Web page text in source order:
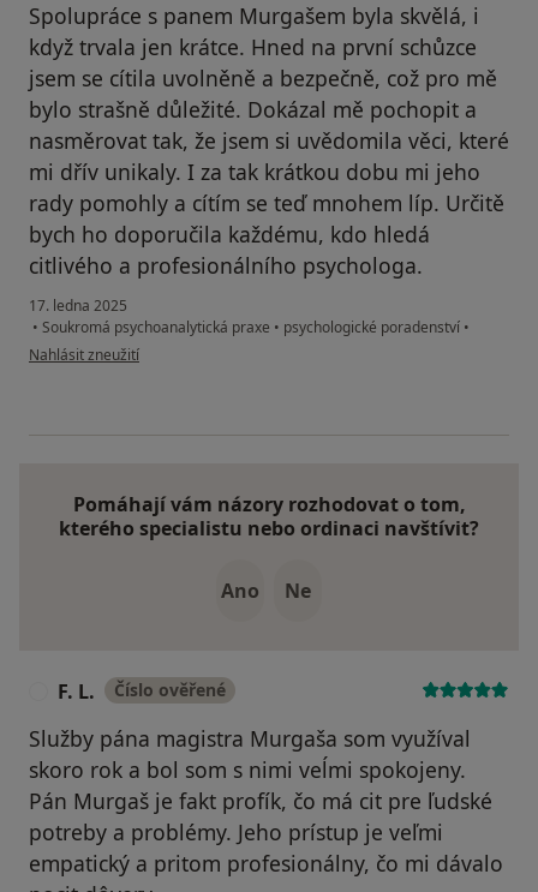
Spolupráce s panem Murgašem byla skvělá, i
když trvala jen krátce. Hned na první schůzce
jsem se cítila uvolněně a bezpečně, což pro mě
bylo strašně důležité. Dokázal mě pochopit a
nasměrovat tak, že jsem si uvědomila věci, které
mi dřív unikaly. I za tak krátkou dobu mi jeho
rady pomohly a cítím se teď mnohem líp. Určitě
bych ho doporučila každému, kdo hledá
citlivého a profesionálního psychologa.
17. ledna 2025
• Soukromá psychoanalytická praxe • psychologické poradenství •
podle názoru uživatele Lucie Ž.
Nahlásit zneužití
Pomáhají vám názory rozhodovat o tom,
kterého specialistu nebo ordinaci navštívit?
Ano Ne
F. L. Číslo ověřené
Služby pána magistra Murgaša som využíval
skoro rok a bol som s nimi veĺmi spokojeny.
Pán Murgaš je fakt profík, čo má cit pre ľudské
potreby a problémy. Jeho prístup je veľmi
empatický a pritom profesionálny, čo mi dávalo